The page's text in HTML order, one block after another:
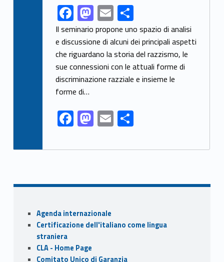
Link identifier share facebook archive #share-link-archive-524 F
ac
e
b
o
o
k
M
as
to
d
o
E
m
ai
l
S
h
ar
e
Il seminario propone uno spazio di analisi
e discussione di alcuni dei principali aspetti
che riguardano la storia del razzismo, le
sue connessioni con le attuali forme di
discriminazione razziale e insieme le
forme di…
F
ac
e
o
k
M
as
to
o
E
m
ai
S
ar
Sidebar
Agenda internazionale
Certificazione dell'italiano come lingua
straniera
CLA - Home Page
Comitato Unico di Garanzia